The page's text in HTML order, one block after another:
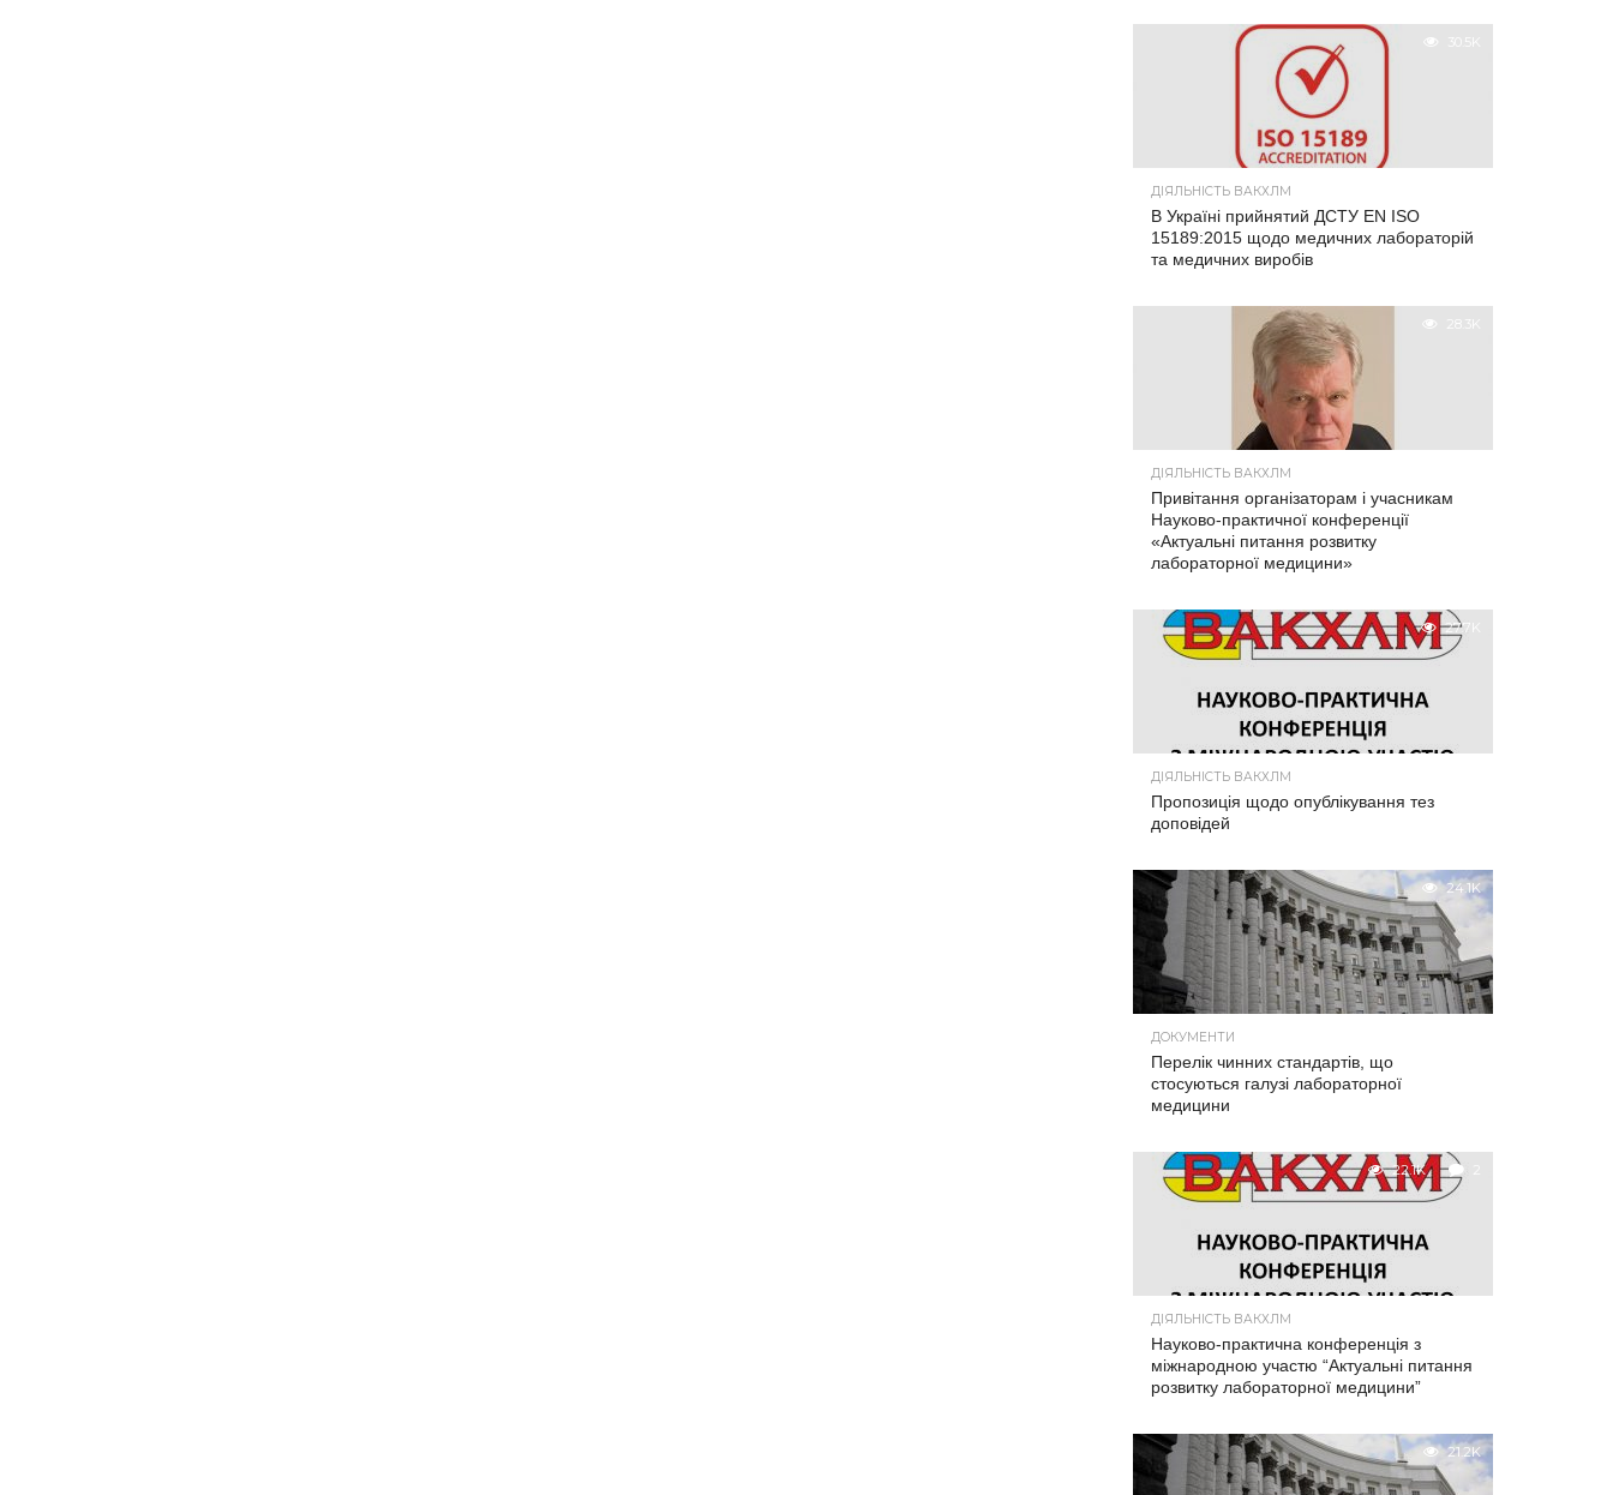
30.5K
ДІЯЛЬНІСТЬ ВАКХЛМ
В Україні прийнятий ДСТУ EN ISO
15189:2015 щодо медичних лабораторій
та медичних виробів
28.3K
ДІЯЛЬНІСТЬ ВАКХЛМ
Привітання організаторам і учасникам
Науково-практичної конференції
«Актуальні питання розвитку
лабораторної медицини»
27.7K
ДІЯЛЬНІСТЬ ВАКХЛМ
Пропозиція щодо опублікування тез
доповідей
24.1K
ДОКУМЕНТИ
Перелік чинних стандартів, що
стосуються галузі лабораторної
медицини
22.1K 2
ДІЯЛЬНІСТЬ ВАКХЛМ
Науково-практична конференція з
міжнародною участю “Актуальні питання
розвитку лабораторної медицини”
21.2K